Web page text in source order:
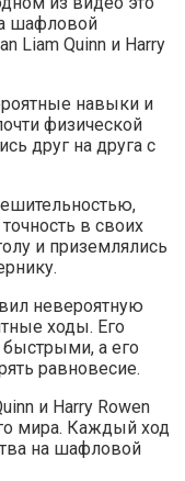
шафловой
Liam Quinn и Harry
навыки и
физической
друг на друга с
в своих
и приземлялись
невероятную
ходы. Его
а его
равновесие.
и Harry Rowen
мира. Каждый ход
на шафловой